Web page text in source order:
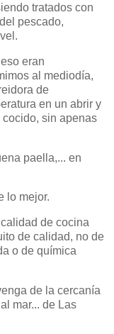
tratados con
pescado,
eran
al mediodía,
de
en un abrir y
sin apenas
paella,... en
lo mejor.
de cocina
de calidad, no de
o de química
de la cercanía
mar... de Las